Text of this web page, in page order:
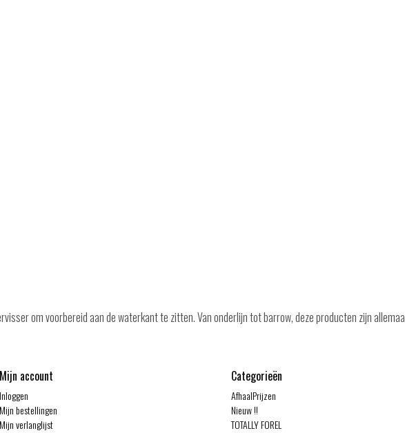
om voorbereid aan de waterkant te zitten. Van onderlijn tot barrow, deze producten zijn
Mijn account
Inloggen
Mijn bestellingen
Mijn verlanglijst
Categorieën
AfhaalPrijzen
Nieuw !!
TOTALLY FOREL